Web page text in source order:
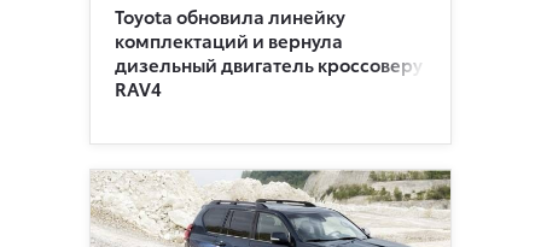
Toyota обновила линейку
комплектаций и вернула
дизельный двигатель кроссоверу
RAV4